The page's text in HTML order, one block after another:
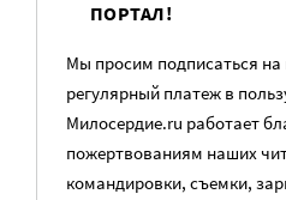
ПОРТАЛ!
Мы просим подписаться
регулярный платеж в
Милосердие.ru работает
пожертвованиям наших
командировки, съемки,